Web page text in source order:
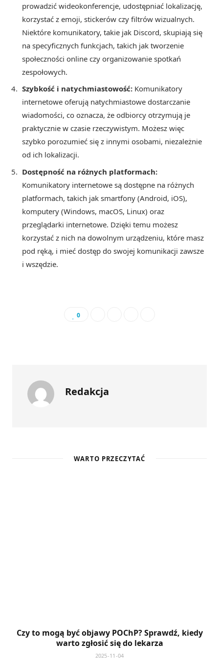
prowadzić wideokonferencje, udostępniać lokalizację,
korzystać z emoji, stickerów czy filtrów wizualnych.
Niektóre komunikatory, takie jak Discord, skupiają się
na specyficznych funkcjach, takich jak tworzenie
społeczności online czy organizowanie spotkań
zespołowych.
Szybkość i natychmiastowość: Komunikatory
internetowe oferują natychmiastowe dostarczanie
wiadomości, co oznacza, że odbiorcy otrzymują je
praktycznie w czasie rzeczywistym. Możesz więc
szybko porozumieć się z innymi osobami, niezależnie
od ich lokalizacji.
Dostępność na różnych platformach:
Komunikatory internetowe są dostępne na różnych
platformach, takich jak smartfony (Android, iOS),
komputery (Windows, macOS, Linux) oraz
przeglądarki internetowe. Dzięki temu możesz
korzystać z nich na dowolnym urządzeniu, które masz
pod ręką, i mieć dostęp do swojej komunikacji zawsze
i wszędzie.
0
Redakcja
WARTO PRZECZYTAĆ
Czy to mogą być objawy POChP? Sprawdź, kiedy
warto zgłosić się do lekarza
2025-11-04